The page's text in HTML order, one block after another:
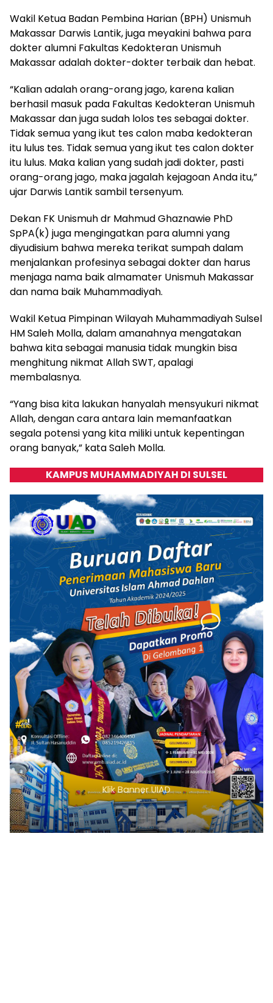
Wakil Ketua Badan Pembina Harian (BPH) Unismuh
Makassar Darwis Lantik, juga meyakini bahwa para
dokter alumni Fakultas Kedokteran Unismuh
Makassar adalah dokter-dokter terbaik dan hebat.
“Kalian adalah orang-orang jago, karena kalian
berhasil masuk pada Fakultas Kedokteran Unismuh
Makassar dan juga sudah lolos tes sebagai dokter.
Tidak semua yang ikut tes calon maba kedokteran
itu lulus tes. Tidak semua yang ikut tes calon dokter
itu lulus. Maka kalian yang sudah jadi dokter, pasti
orang-orang jago, maka jagalah kejagoan Anda itu,”
ujar Darwis Lantik sambil tersenyum.
Dekan FK Unismuh dr Mahmud Ghaznawie PhD
SpPA(k) juga mengingatkan para alumni yang
diyudisium bahwa mereka terikat sumpah dalam
menjalankan profesinya sebagai dokter dan harus
menjaga nama baik almamater Unismuh Makassar
dan nama baik Muhammadiyah.
Wakil Ketua Pimpinan Wilayah Muhammadiyah Sulsel
HM Saleh Molla, dalam amanahnya mengatakan
bahwa kita sebagai manusia tidak mungkin bisa
menghitung nikmat Allah SWT, apalagi
membalasnya.
“Yang bisa kita lakukan hanyalah mensyukuri nikmat
Allah, dengan cara antara lain memanfaatkan
segala potensi yang kita miliki untuk kepentingan
orang banyak,” kata Saleh Molla.
KAMPUS MUHAMMADIYAH DI SULSEL
Klik Banner UIAD